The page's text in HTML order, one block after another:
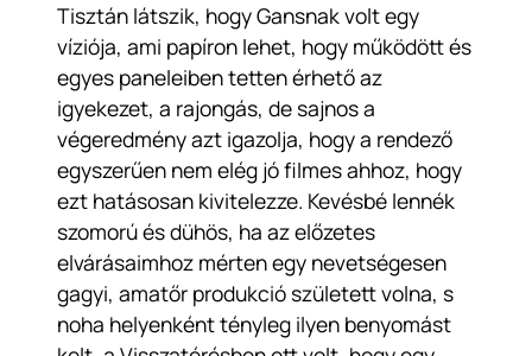
Tisztán látszik, hogy Gansnak volt egy
víziója, ami papíron lehet, hogy működött és
egyes paneleiben tetten érhető az
igyekezet, a rajongás, de sajnos a
végeredmény azt igazolja, hogy a rendező
egyszerűen nem elég jó filmes ahhoz, hogy
ezt hatásosan kivitelezze. Kevésbé lennék
szomorú és dühös, ha az előzetes
elvárásaimhoz mérten egy nevetségesen
gagyi, amatőr produkció született volna, s
noha helyenként tényleg ilyen benyomást